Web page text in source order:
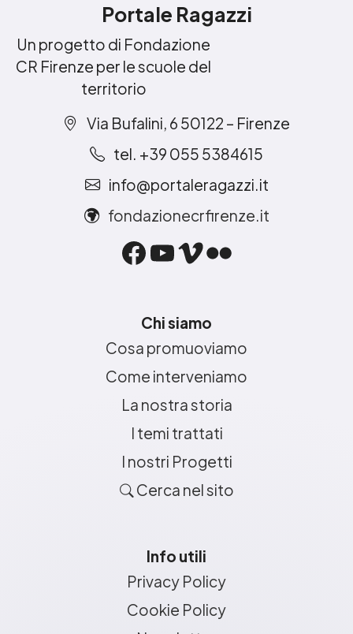
Portale Ragazzi
Un progetto di Fondazione
CR Firenze per le scuole del
territorio
Via Bufalini, 6 50122 – Firenze
tel. +39 055 5384615
info@portaleragazzi.it
fondazionecrfirenze.it
Facebook
YouTube
Vimeo
Flickr
Chi siamo
Cosa promuoviamo
Come interveniamo
La nostra storia
I temi trattati
I nostri Progetti
Cerca nel sito
Info utili
Privacy Policy
Cookie Policy